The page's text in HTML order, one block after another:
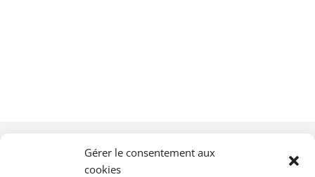
Gérer le consentement aux
cookies